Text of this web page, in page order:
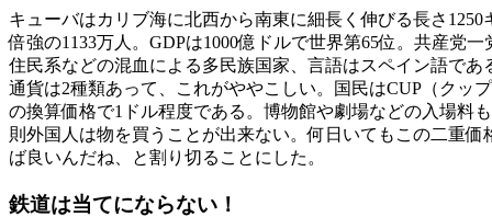
キューバはカリブ海に北西から南東に細長く伸びる長さ
倍強の1133万人。GDPは1000億ドルで世界第65位。共産党
住民系などの混血による多民族国家、言語はスペイン語であ
通貨は2種類あって、これがややこしい。国民はCUP（クッ
の換算価格で1ドル程度である。博物館や劇場などの入場料
則外国人は物を買うことが出来ない。何日いてもこの二重
ば良いんだね、と割り切ることにした。
鉄道は当てにならない！